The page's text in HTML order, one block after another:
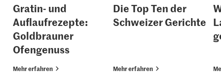
Gratin- und
Auflaufrezepte:
Goldbrauner
Ofengenuss
Mehr erfahren
Die Top Ten der
Schweizer Gerichte
Mehr erfahren